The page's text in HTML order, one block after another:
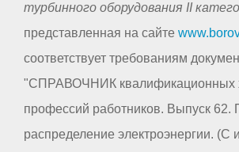
турбинного оборудования II
представленная на сайте
соответствует требованиям
"СПРАВОЧНИК квалификационных
профессий работников. Выпуск 62.
распределение электроэнергии. (С